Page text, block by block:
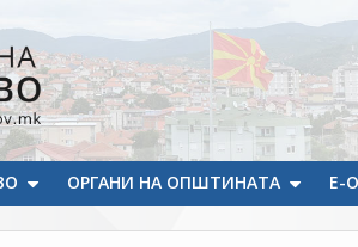
ОРГАНИ НА ОПШТИНАТА Е-